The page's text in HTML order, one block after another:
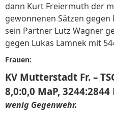
dann Kurt Freiermuth der
gewonnenen Sätzen
sein Partner Lutz Wagner
gegen Lukas Lamnek mit
Frauen:
KV Mutterstadt Fr. –
8,0:0,0 MaP, 3244:2844
wenig Gegenwehr.